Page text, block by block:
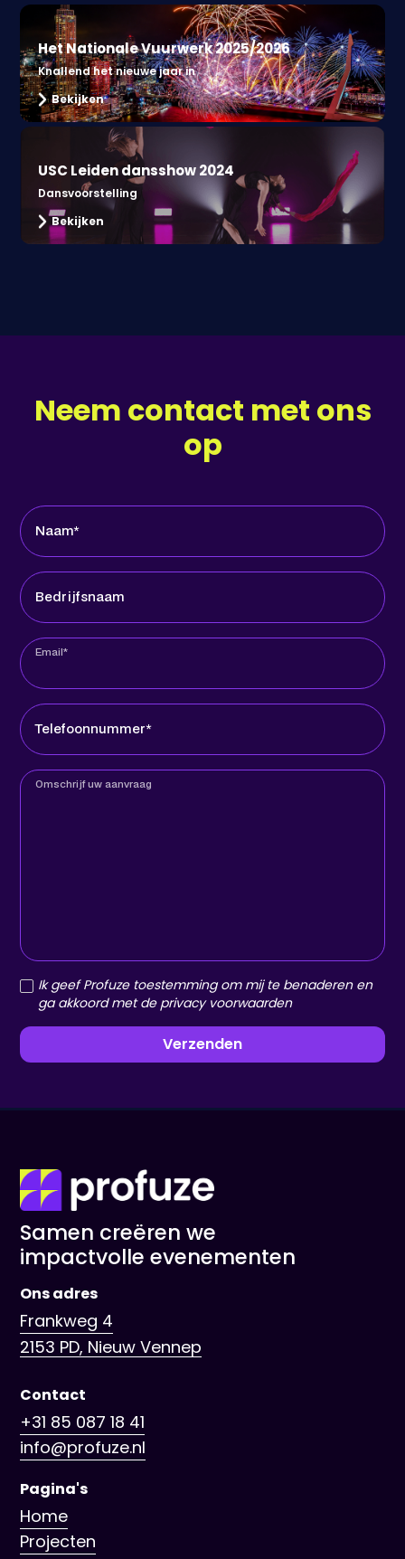
Het Nationale Vuurwerk 2025/2026
Knallend het nieuwe jaar in
Bekijken
USC Leiden dansshow 2024
Dansvoorstelling
Bekijken
Neem contact met ons
op
Naam*
Bedrijfsnaam
Email*
Telefoonnummer*
Omschrijf uw aanvraag
Ik geef Profuze toestemming om mij te benaderen en
ga akkoord met de privacy voorwaarden
Samen creëren we
impactvolle evenementen
Ons adres
Frankweg 4
2153 PD, Nieuw Vennep
Contact
+31 85 087 18 41
info@profuze.nl
Pagina's
Home
Projecten